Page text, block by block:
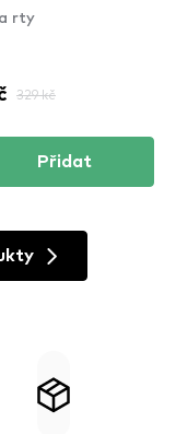
High
(DPLL14)
rty
329 kč
Přidat